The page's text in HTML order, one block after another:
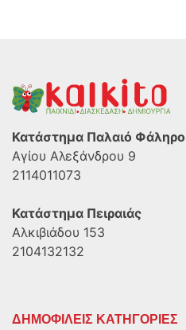
Κατάστημα Παλαιό Φάληρο
Αγίου Αλεξάνδρου 9
2114011073
Κατάστημα Πειραιάς
Αλκιβιάδου 153
2104132132
ΔΗΜΟΦΙΛΕΙΣ ΚΑΤΗΓΟΡΙΕΣ